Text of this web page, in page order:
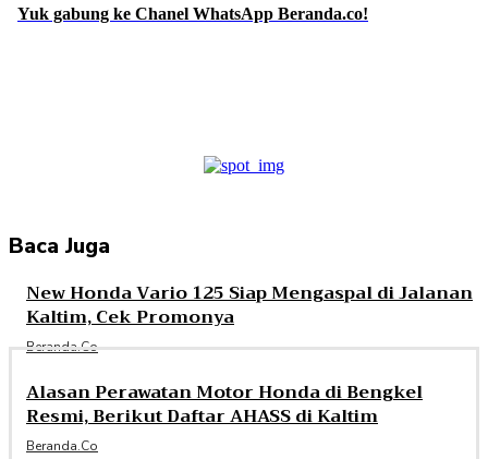
Yuk gabung ke Chanel WhatsApp Beranda.co!
Baca Juga
New Honda Vario 125 Siap Mengaspal di Jalanan
Kaltim, Cek Promonya
Beranda.co
Alasan Perawatan Motor Honda di Bengkel
Resmi, Berikut Daftar AHASS di Kaltim
Beranda.co